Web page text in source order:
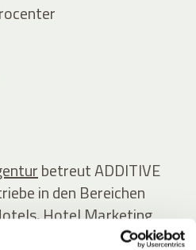
betreut ADDITIVE
in den Bereichen
Hotel Marketing
Marketing Softwarespeziell